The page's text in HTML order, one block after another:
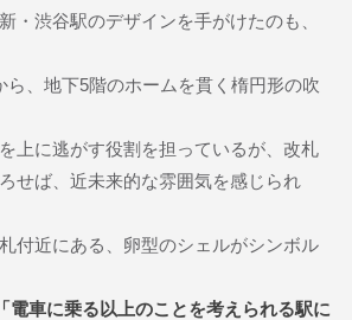
・渋谷駅のデザインを手がけたのも、
ら、地下5階のホームを貫く楕円形の吹
上に逃がす役割を担っているが、改札
せば、近未来的な雰囲気を感じられ
付近にある、卵型のシェルがシンボル
「電車に乗る以上のことを考えられる駅に